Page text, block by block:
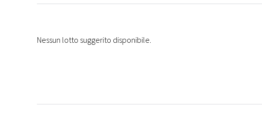
Nessun lotto suggerito disponibile.